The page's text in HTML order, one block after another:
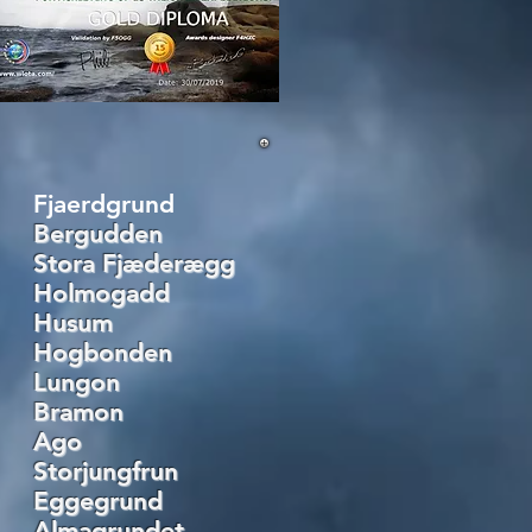
Fjaerdgrund​
Bergudden
Stora Fjæderægg
Holmogadd
Husum
Hogbonden
Lungon
Bramon
Ago
Storjungfrun
Eggegrund